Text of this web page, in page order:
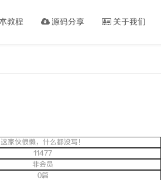
教程 源码分享 关于我们
这家伙很懒，什么都没写！
11477
非会员
0篇